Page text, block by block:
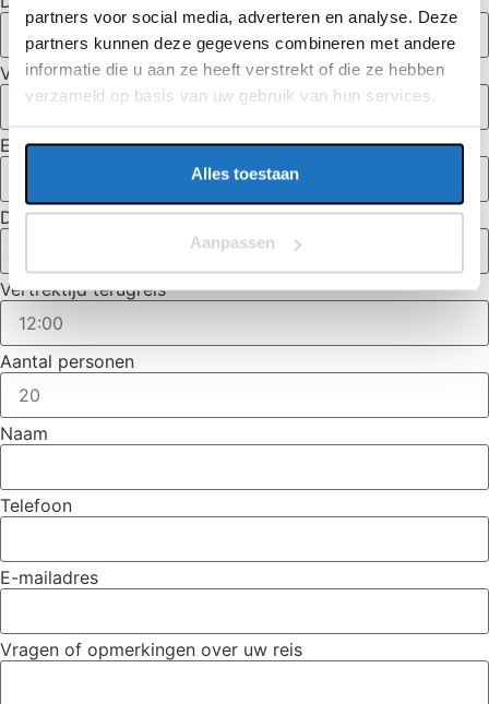
partners voor social media, adverteren en analyse. Deze
partners kunnen deze gegevens combineren met andere
informatie die u aan ze heeft verstrekt of die ze hebben
verzameld op basis van uw gebruik van hun services.
Alles toestaan
Aanpassen
Vertrektijd heenreis
Eindbestemming
Datum terugreis
Vertrektijd terugreis
Aantal personen
Naam
Telefoon
E-mailadres
Vragen of opmerkingen over uw reis